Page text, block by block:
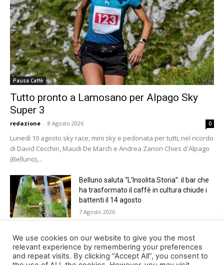
Pausa Caffè
Tutto pronto a Lamosano per Alpago Sky
Super 3
redazione - 8 Agosto 2026 0
Lunedì 10 agosto sky race, mini sky e pedonata per tutti, nel ricordo
di David Cecchin, Maudi De March e Andrea Zanon Chies d'Alpago
(Belluno),...
Belluno saluta “L’Insolita Storia”: il bar che
ha trasformato il caffè in cultura chiude i
battenti il 14 agosto
7 Agosto 2026
Giro del Lago di Santa Croce 2026.
Appuntamento domenica 16 agosto
7 Agosto 2026
We use cookies on our website to give you the most
relevant experience by remembering your preferences
and repeat visits. By clicking “Accept All”, you consent to